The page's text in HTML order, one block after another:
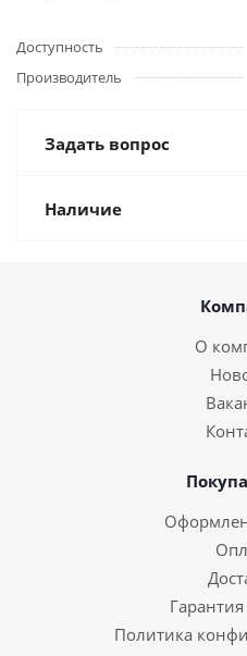
Доступность
Производитель
Задать вопрос
Наличие
О
Политика